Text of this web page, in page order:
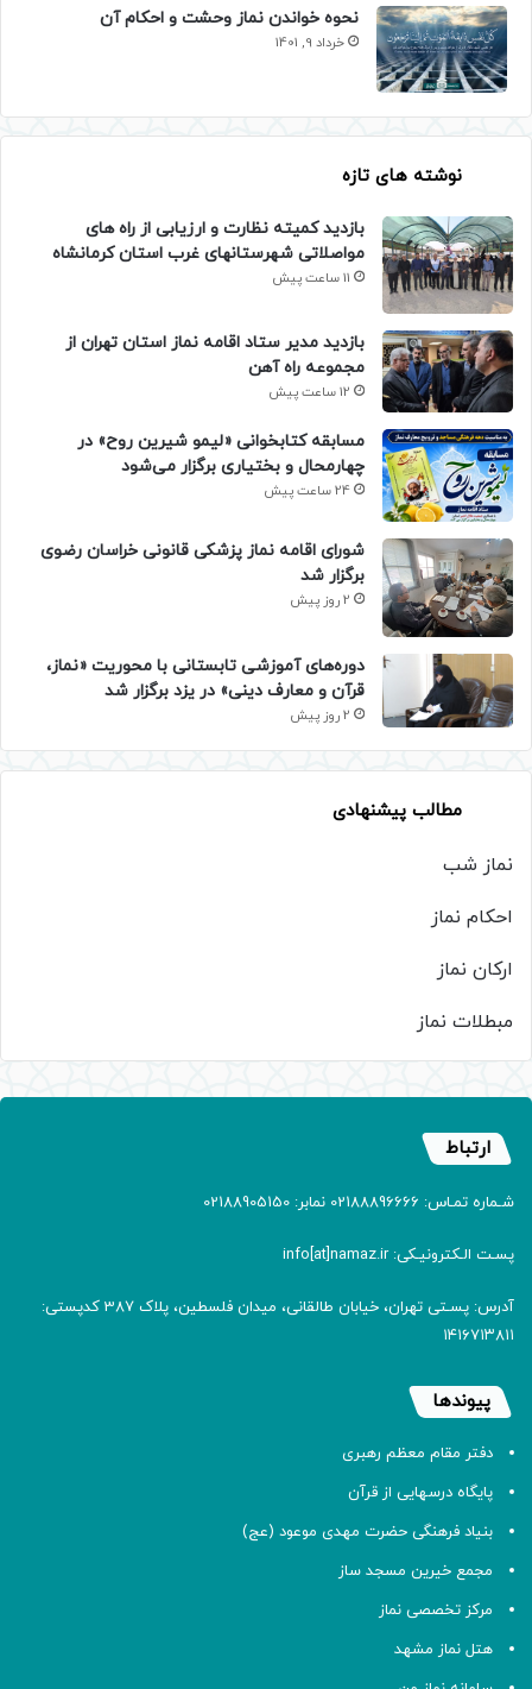
نحوه خواندن نماز وحشت و احکام آن
خرداد 9, 1401
نوشته های تازه
بازدید کمیته نظارت و ارزیابی از راه های
مواصلاتی شهرستانهای غرب استان کرمانشاه
11 ساعت پیش
بازدید مدیر ستاد اقامه نماز استان تهران از
مجموعه راه آهن
12 ساعت پیش
مسابقه کتابخوانی «لیمو شیرین روح» در
چهارمحال و بختیاری برگزار می‌شود
24 ساعت پیش
شورای اقامه نماز پزشکی قانونی خراسان رضوی
برگزار شد
2 روز پیش
دوره‌های آموزشی تابستانی با محوریت «نماز،
قرآن و معارف دینی» در یزد برگزار شد
2 روز پیش
مطالب پیشنهادی
نماز شب
احکام نماز
ارکان نماز
مبطلات نماز
ارتباط
شـماره تمـاس: 02188896666 نمابر: 02188905150
پسـت الـکترونیـکی: info[at]namaz.ir
آدرس: پسـتی تهران، خیابان طالقانی، میدان فلسطین، پلاک 387 کدپستی:
۱۴۱۶۷۱۳۸۱۱
پیوندها
دفتر مقام معظم رهبری
پایگاه درسهایی از قرآن
بنیاد فرهنگی حضرت مهدی موعود (عج)
مجمع خیرین مسجد ساز
مرکز تخصصی نماز
هتل نماز مشهد